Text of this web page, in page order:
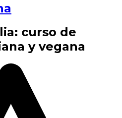
curso de
y vegana